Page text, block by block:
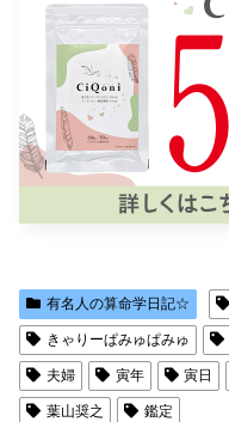
有名人の算命学日記☆
きゃりーぱみゅぱみゅ
夫婦 寅年 寅日
葉山奨之 鑑定